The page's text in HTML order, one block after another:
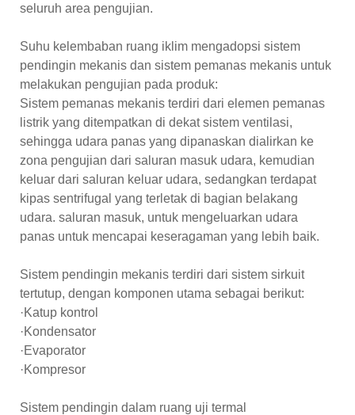
seluruh area pengujian.
Suhu kelembaban ruang iklim mengadopsi sistem
pendingin mekanis dan sistem pemanas mekanis untuk
melakukan pengujian pada produk:
Sistem pemanas mekanis terdiri dari elemen pemanas
listrik yang ditempatkan di dekat sistem ventilasi,
sehingga udara panas yang dipanaskan dialirkan ke
zona pengujian dari saluran masuk udara, kemudian
keluar dari saluran keluar udara, sedangkan terdapat
kipas sentrifugal yang terletak di bagian belakang
udara. saluran masuk, untuk mengeluarkan udara
panas untuk mencapai keseragaman yang lebih baik.
Sistem pendingin mekanis terdiri dari sistem sirkuit
tertutup, dengan komponen utama sebagai berikut:
·Katup kontrol
·Kondensator
·Evaporator
·Kompresor
Sistem pendingin dalam ruang uji termal